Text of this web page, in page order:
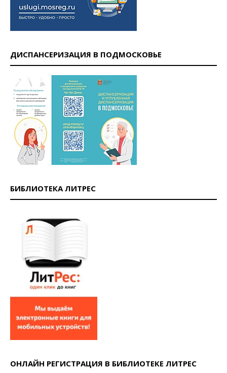
ДИСПАНСЕРИЗАЦИЯ В ПОДМОСКОВЬЕ
БИБЛИОТЕКА ЛИТРЕС
ОНЛАЙН РЕГИСТРАЦИЯ В БИБЛИОТЕКЕ ЛИТРЕС